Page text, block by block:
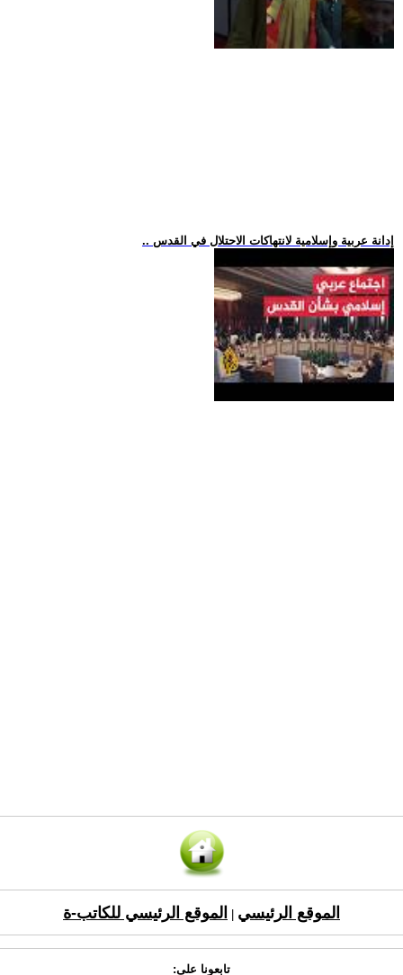
.. إدانة عربية وإسلامية لانتهاكات الاحتلال في القدس
الموقع الرئيسي الموقع الرئيسي للكاتب-ة
تابعونا على: